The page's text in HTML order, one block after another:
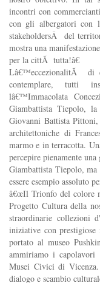
incontri con
con gli albergatori con
stakeholdersÂ del
mostra una
per la cittÃ tutta!â€
Lâ€™eccezionalitÃ di
contemplare, tutti
lâ€™Immacolata
Giambattista Tiepolo,
Giovanni Battista
architettoniche di
marmo e in terracotta.
percepire pienamente
Giambattista Tiepolo, ma
essere esempio assoluto
â€œIl Trionfo del colore
Progetto Cultura della
straordinarie collezioni
iniziative con
portato al museo
ammiriamo i capolavori
Musei Civici di
dialogo e scambio